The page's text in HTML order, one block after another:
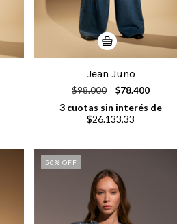
Jean Juno
$98.000 $78.400
3 cuotas sin interés de
$26.133,33
50% OFF